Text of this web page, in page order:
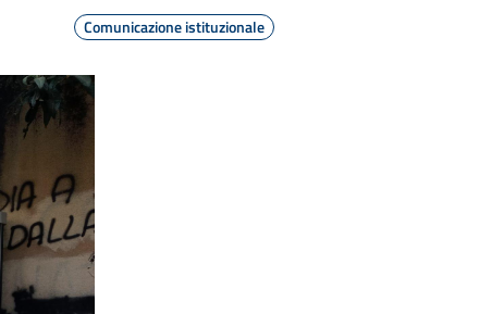
Comunicazione istituzionale